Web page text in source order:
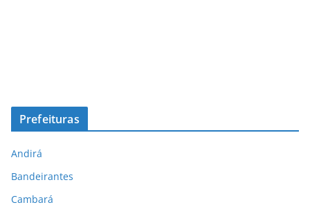
Prefeituras
Andirá
Bandeirantes
Cambará